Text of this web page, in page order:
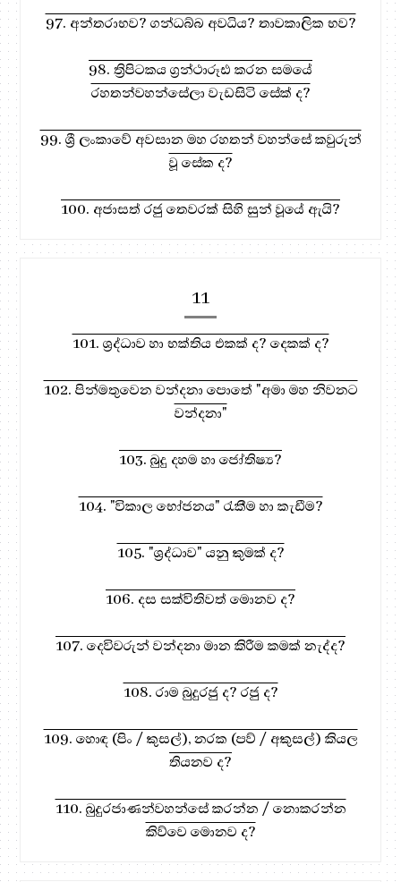
97. අන්තරාභව? ගන්ධබ්බ අවධිය? තාවකාලික භව?
98. ත්‍රිපිටකය ග්‍රන්ථාරූඪ කරන සමයේ
රහතන්වහන්සේලා වැඩසිටි සේක් ද?
99. ශ්‍රී ලංකාවේ අවසාන මහ රහතන් වහන්සේ කවුරුන්
වූ සේක ද?
100. අජාසත් රජු තෙවරක් සිහි සුන් වූයේ ඇයි?
11
101. ශ්‍රද්ධාව හා භක්තිය එකක් ද? දෙකක් ද?
102. පින්මතුවෙන වන්දනා පොතේ "අමා මහ නිවනට
වන්දනා"
103. බුදු දහම හා ජෝතිෂ්‍ය?
104. "විකාල භෝජනය" රැකීම හා කැඩීම?
105. "ශ්‍රද්ධාව" යනු කුමක් ද?
106. දස සක්විතිවත් මොනව ද?
107. දෙවිවරුන් වන්දනා මාන කිරීම කමක් නැද්ද?
108. රාම බුදුරජු ද? රජු ද?
109. හොඳ (පිං / කුසල්), නරක (පව් / අකුසල්) කියල
තියනව ද?
110. බුදුරජාණන්වහන්සේ කරන්න / නොකරන්න
කිව්වෙ මොනව ද?